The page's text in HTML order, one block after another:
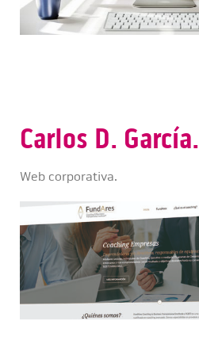
Carlos D.
Web corporativa.